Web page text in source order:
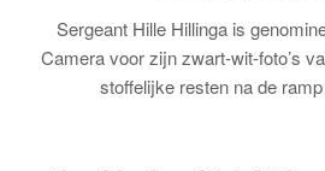
Sergeant Hille Hillinga is
Camera voor zijn zwart-wit-foto’s
stoffelijke resten na de